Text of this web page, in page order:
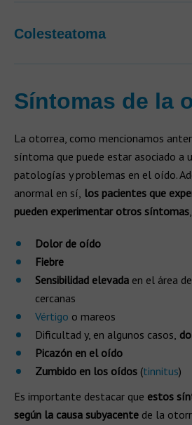
Colesteatoma
Síntomas de la
La otorrea, como mencionamos
síntoma que puede estar asociado a
patologías y problemas en el oído.
anormal en sí, los pacientes que
pueden experimentar otros síntomas
Dolor de oído
Fiebre
Sensibilidad elevada en el área
cercanas
Vértigo o mareos
Dificultad y, en algunos casos,
Picazón en el oído
Zumbido en los oídos (tinnitus)
Es importante destacar que estos
según la causa subyacente de la